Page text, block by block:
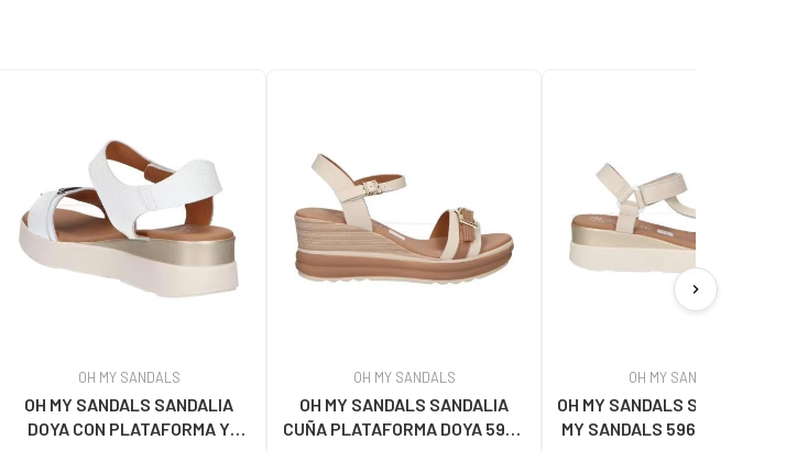
OH MY SANDALS
OH MY SANDALS SANDALIA
DOYA CON PLATAFORMA Y
OH MY SANDALS
OH MY SANDALS SANDALIA
CUÑA PLATAFORMA DOYA 5993
OH MY SANDALS
OH MY SANDALS SANDALIAS OH
MY SANDALS 5961-DO90 DOYA
chevron_right